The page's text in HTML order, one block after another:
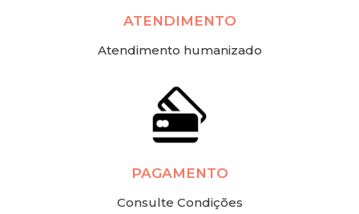
ATENDIMENTO
Atendimento humanizado
PAGAMENTO
Consulte Condições